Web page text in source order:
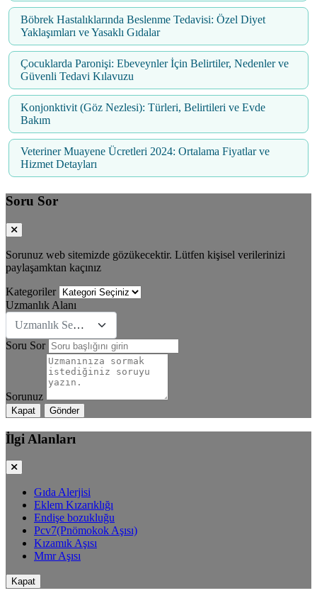
Böbrek Hastalıklarında Beslenme Tedavisi: Özel Diyet
Yaklaşımları ve Yasaklı Gıdalar
Çocuklarda Paronişi: Ebeveynler İçin Belirtiler, Nedenler ve
Güvenli Tedavi Kılavuzu
Konjonktivit (Göz Nezlesi): Türleri, Belirtileri ve Evde
Bakım
Veteriner Muayene Ücretleri 2024: Ortalama Fiyatlar ve
Hizmet Detayları
Soru Sor
Sorunuz web sitemizde gözükecektir. Lütfen kişisel verilerinizi
paylaşamktan kaçınız
Kategoriler
Uzmanlık Alanı
Uzmanlık Se&#231;iniz
Soru Sor
Sorunuz
Kapat Gönder
İlgi Alanları
Gıda Alerjisi
Eklem Kızarıklığı
Endişe bozukluğu
Pcv7(Pnömokok Aşısı)
Kızamık Aşısı
Mmr Aşısı
Kapat